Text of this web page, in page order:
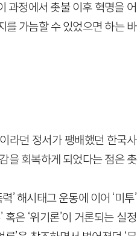
과정에서 촛불 이후 혁명을 어
가늠할 수 있었으면 하는 바
라던 정서가 팽배했던 한국사
을 회복하게 되었다는 점은 촛
’ 해시태그 운동에 이어 ‘미투’
혹은 ‘위기론’이 거론되는 실정